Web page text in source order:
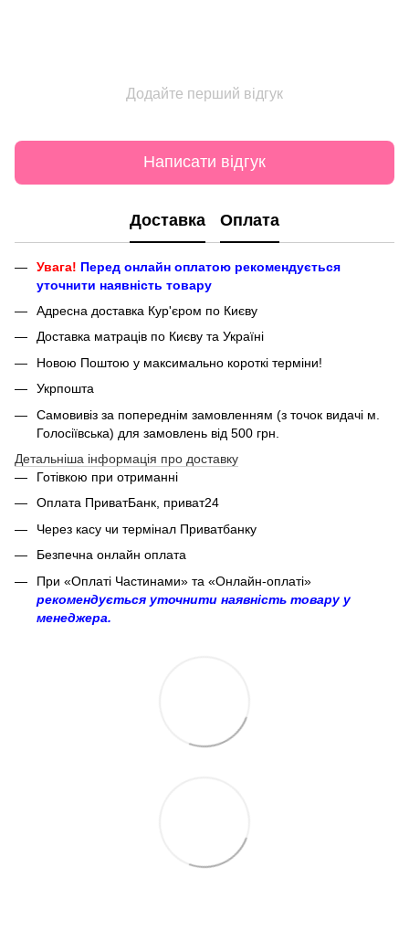
Додайте перший відгук
Написати відгук
Доставка Оплата
Увага! Перед онлайн оплатою рекомендується
уточнити наявність товару
Адресна доставка Кур'єром по Києву
Доставка матраців по Києву та Україні
Новою Поштою у максимально короткі терміни!
Укрпошта
Самовивіз за попереднім замовленням (з точок видачі м.
Голосіївська) для замовлень від 500 грн.
Детальніша інформація про доставку
Готівкою при отриманні
Оплата ПриватБанк, приват24
Через касу чи термінал Приватбанку
Безпечна онлайн оплата
При «Оплаті Частинами» та «Онлайн-оплаті»
рекомендується уточнити наявність товару у
менеджера.